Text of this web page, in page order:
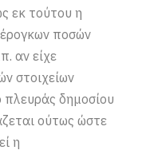
εκ τούτου η
ποσών
αν είχε
στοιχείων
δημοσίου
ούτως ώστε
η